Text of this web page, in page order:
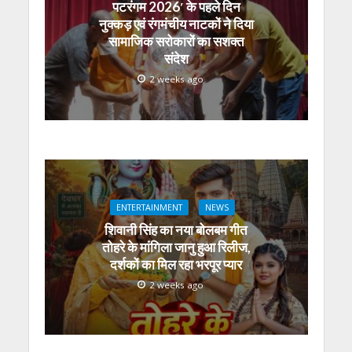
पटरंगम 2026′ के पहले दिन
नुक्कड़ एवं रंगमंचीय नाटकों ने दिया
सामाजिक सरोकारों का सशक्त
संदेश
2 weeks ago
ENTERTAINMENT NEWS
शिवानी सिंह का नया बोलबम गीत
तोहरे के मांगिला जानु हुआ रिलीज,
दर्शकों का मिल रहा भरपूर प्यार
2 weeks ago